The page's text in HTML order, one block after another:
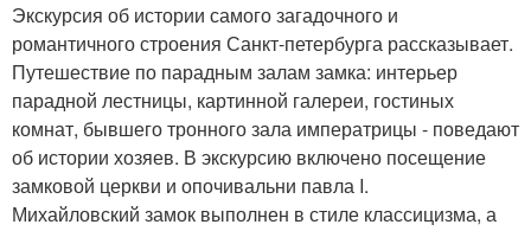
Экскурсия об истории самого загадочного и
романтичного строения Санкт-петербурга рассказывает.
Путешествие по парадным залам замка: интерьер
парадной лестницы, картинной галереи, гостиных
комнат, бывшего тронного зала императрицы - поведают
об истории хозяев. В экскурсию включено посещение
замковой церкви и опочивальни павла I.
Михайловский замок выполнен в стиле классицизма, а